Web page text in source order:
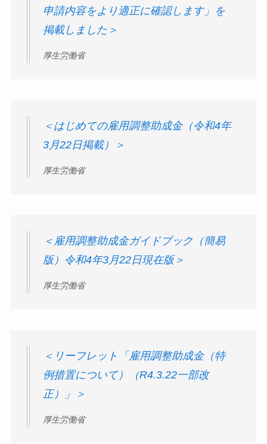
申請内容をより適正に確認します」を
掲載しました＞
厚生労働省
＜はじめての雇用調整助成金（令和4年
3月22日掲載）＞
厚生労働省
＜雇用調整助成金ガイドブック（簡易
版）令和4年3月22日現在版＞
厚生労働省
＜リーフレット「雇用調整助成金（特
例措置について）（R4.3.22一部改
正）」＞
厚生労働省